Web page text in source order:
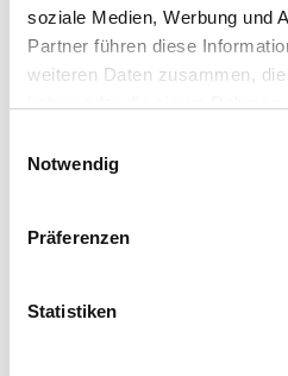
soziale Medien, Werbung und
Partner führen diese
weiteren Daten zusammen,
Cookies, wenn Sie unsere
Notwendig
Präferenzen
Statistiken
Instructions
Ingrédients
Nombre